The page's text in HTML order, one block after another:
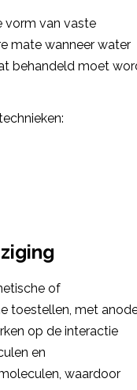
vorm van vaste
mate wanneer water
behandeld moet
of
toestellen, met
op de interactie
en
waardoor